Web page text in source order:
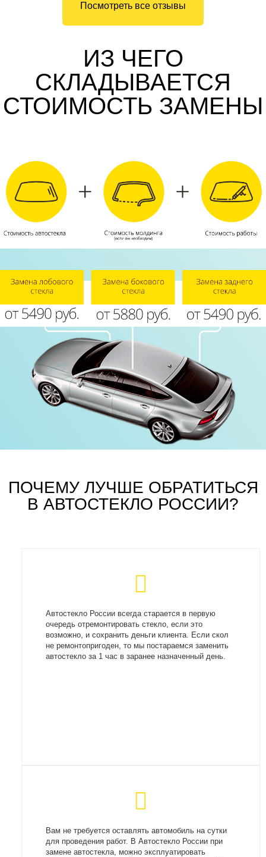
Посмотреть все отзывы
ИЗ ЧЕГО
СКЛАДЫВАЕТСЯ
СТОИМОСТЬ ЗАМЕНЫ
ПОЧЕМУ ЛУЧШЕ ОБРАТИТЬСЯ
В АВТОСТЕКЛО РОССИИ?
Автостекло России всегда старается в первую
очередь отремонтировать стекло, если это
возможно, и сохранить деньги клиента. Если скол
не ремонтопригоден, то мы постараемся заменить
автостекло за 1 час в заранее назначенный день.
Вам не требуется оставлять автомобиль на сутки
для проведения работ. В Автостекло России при
замене автостекла, можно эксплуатировать